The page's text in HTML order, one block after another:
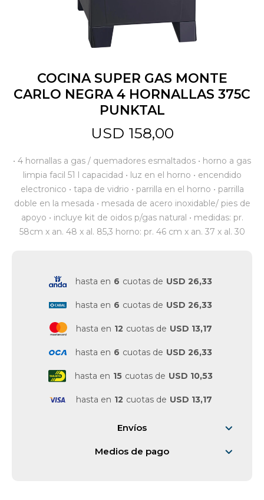
COCINA SUPER GAS MONTE
CARLO NEGRA 4 HORNALLAS 375C
PUNKTAL
USD 158,00
• 4 hornallas a gas / quemadores esmaltados • horno a gas
limpia facil 51 l capacidad • luz en el horno • encendido
electronico • tapa de vidrio • parrilla en el horno • parrilla
doble en la mesada • mesada de acero inoxidable/ pies de
apoyo • incluye kit de oidos p/gas natural • medidas: pr.
58cm x an. 48 x al. 85,3 horno: pr. 46 cm x an. 37 x al. 30
hasta en 6 cuotas de USD 26,33
hasta en 6 cuotas de USD 26,33
hasta en 12 cuotas de USD 13,17
hasta en 6 cuotas de USD 26,33
hasta en 15 cuotas de USD 10,53
hasta en 12 cuotas de USD 13,17
Envíos
Medios de pago
Jardín y Aire Libre
Juguetes y artículos para bebé
Gastronomía
Ferretería
Vestimenta y calzado